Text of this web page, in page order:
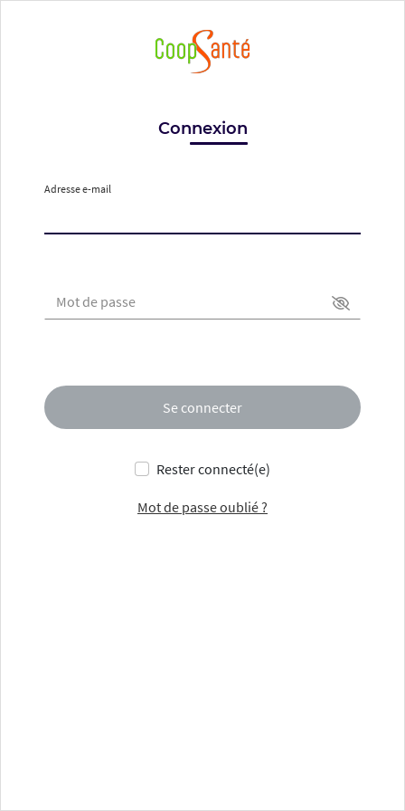
Connexion
Adresse e-mail
Mot de passe
Se connecter
Rester connecté(e)
Mot de passe oublié ?